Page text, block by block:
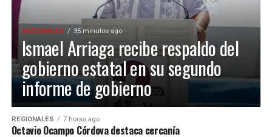
REGIONALES 35 minutos ago
Ismael Arriaga recibe respaldo del
gobierno estatal en su segundo
informe de gobierno
REGIONALES 7 horas ago
Octavio Ocampo Córdova destaca cercanía